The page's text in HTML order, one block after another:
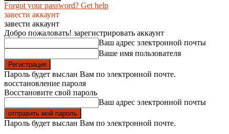
Forgot your password? Get help
завести аккаунт
завести аккаунт
Добро пожаловать! зарегистрировать аккаунт
Ваш адрес электронной почты
Ваше имя пользователя
Пароль будет выслан Вам по электронной почте.
восстановление пароля
Восстановите свой пароль
Ваш адрес электронной почты
Пароль будет выслан Вам по электронной почте.